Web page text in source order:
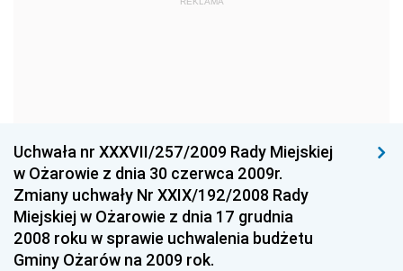
Dziennik Urzędowy Ministra Gospodarki
Dziennik Urzędowy Urzędu Ochrony Konkurencji i
Konsumentów
Dziennik Urzędowy Ministra Pracy i Polityki
Społecznej
Uchwała nr XXXVII/257/2009 Rady Miejskiej
w Ożarowie z dnia 30 czerwca 2009r.
Zmiany uchwały Nr XXIX/192/2008 Rady
Miejskiej w Ożarowie z dnia 17 grudnia
2008 roku w sprawie uchwalenia budżetu
Gminy Ożarów na 2009 rok.